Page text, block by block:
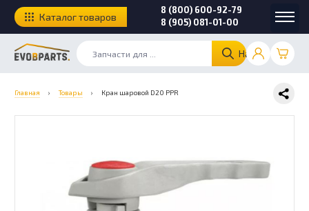
Найти
8 (800) 600-92-79
8 (905) 081-01-00
Каталог товаров
Главная › Товары › Кран шаровой D20 PPR